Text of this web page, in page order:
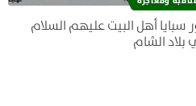
سبايا أهل البيت عليهم السلام
بلاد الشام